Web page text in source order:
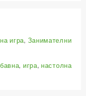
игра, Занимателни
, игра, настолна